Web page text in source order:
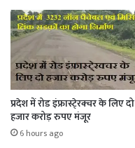
प्रदेश में रोड इंफ्रास्टे्रक्चर के लिए दो
हजार करोड़ रुपए मंजूर
6 hours ago